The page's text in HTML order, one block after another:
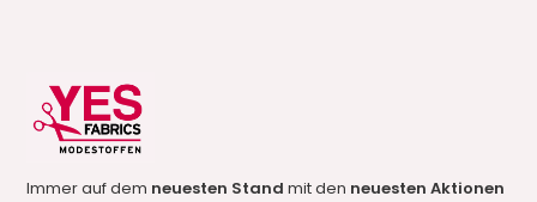
Immer auf dem neuesten Standmit den neuesten Aktionen